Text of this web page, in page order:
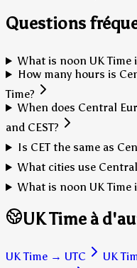
Questions
What is noon UK Time
How many hours is
Time?
When does Central
and CEST?
Is CET the same as
What cities use
What is noon UK Time
UK Time à
UK Time → UTC UK